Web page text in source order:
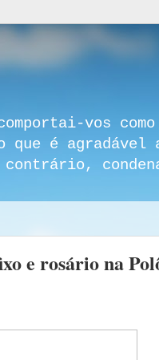
vos
é agradável
e rosário na